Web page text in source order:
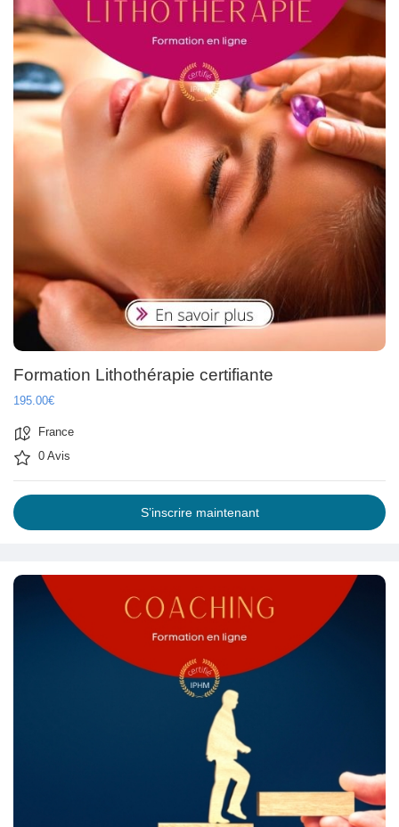
Formation Lithothérapie certifiante
195.00€
France
0 Avis
S’inscrire maintenant